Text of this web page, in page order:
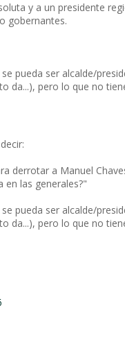
y a un presidente
gobernantes.
pueda ser alcalde/
da...), pero lo que no
derrotar a Manuel
en las generales?"
pueda ser alcalde/
da...), pero lo que no